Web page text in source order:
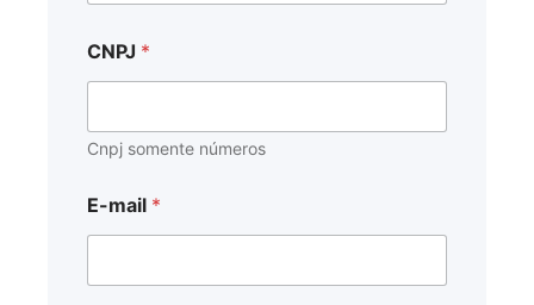
CNPJ *
Cnpj somente números
E-mail *